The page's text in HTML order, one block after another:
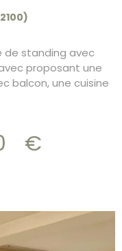
AVEC
de standing avec
proposant une
balcon, une cuisine
Charges 215.000€
€